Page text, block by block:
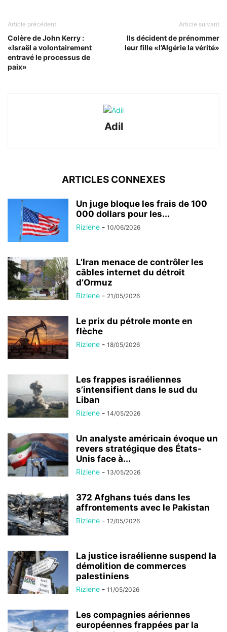
Article précédent
Colère de John Kerry :
«Israël a volontairement
entravé le processus de
paix»
Article suivant
Ils décident de prénommer
leur fille «l’Algérie la vérité»
Adil
ARTICLES CONNEXES
Un juge bloque les frais de 100
000 dollars pour les...
Rizlene - 10/06/2026
L’Iran menace de contrôler les
câbles internet du détroit
d’Ormuz
Rizlene - 21/05/2026
Le prix du pétrole monte en
flèche
Rizlene - 18/05/2026
Les frappes israéliennes
s’intensifient dans le sud du
Liban
Rizlene - 14/05/2026
Un analyste américain évoque un
revers stratégique des États-
Unis face à...
Rizlene - 13/05/2026
372 Afghans tués dans les
affrontements avec le Pakistan
Rizlene - 12/05/2026
La justice israélienne suspend la
démolition de commerces
palestiniens
Rizlene - 11/05/2026
Les compagnies aériennes
européennes frappées par la